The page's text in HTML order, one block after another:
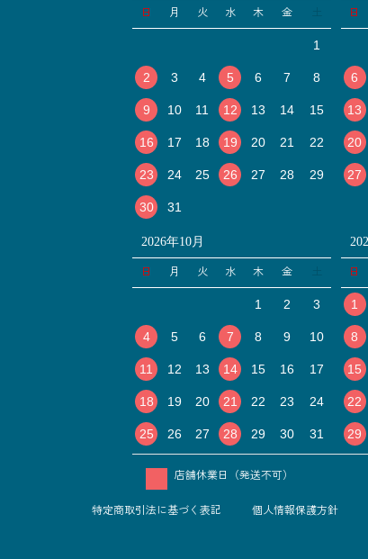
日 月 火 水 木 金
1
2 3 4 5 6 7 8
9 10 11 12 13 14 15
16 17 18 19 20 21 22
23 24 25 26 27 28 29
30 31
日
6
13
20
27
2026年10月
日 月 火 水 木 金
1 2 3
4 5 6 7 8 9 10
11 12 13 14 15 16 17
18 19 20 21 22 23 24
25 26 27 28 29 30 31
日
1
8
15
22
29
店舗休業日（発送不可）
特定商取引法に基づく表記 個人情報保護方針